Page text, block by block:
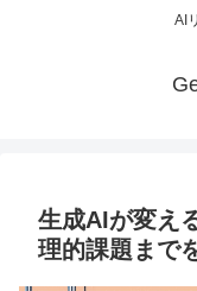
AI
生成AIが変え
理的課題まで